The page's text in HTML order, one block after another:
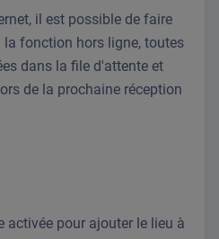
il est possible de faire
la fonction hors ligne, toutes
dans la file d'attente et
de la prochaine réception
activée pour ajouter le lieu à